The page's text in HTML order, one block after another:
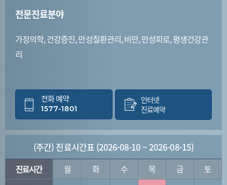
전문진료분야
가정의학, 건강증진, 만성질환관리, 비만, 만성피로, 평생건강관
리
전화 예약
1577-1801
인터넷
진료예약
(주간) 진료시간표 (2026-08-10 ~ 2026-08-15)
진료시간 월 화 수 목 금
토